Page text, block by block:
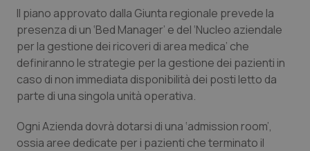
Emilia-Romagna
Friuli Venezia Giulia
Lazio
Liguria
Colesterolo & coronaropatie
Dermatite Atopica
Diabete & glucometri
Disturbi dell’umore
Il piano approvato dalla Giunta regionale prevede la
presenza di un ‘Bed Manager’ e del ‘Nucleo aziendale
per la gestione dei ricoveri di area medica’ che
definiranno le strategie per la gestione dei pazienti in
caso di non immediata disponibilità dei posti letto da
parte di una singola unità operativa.
Ogni Azienda dovrà dotarsi di una ‘admission room’,
ossia aree dedicate per i pazienti che terminato il